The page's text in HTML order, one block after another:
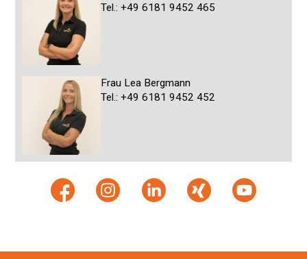
Tel.: +49 6181 9452 465
Frau Lea Bergmann
Tel.: +49 6181 9452 452